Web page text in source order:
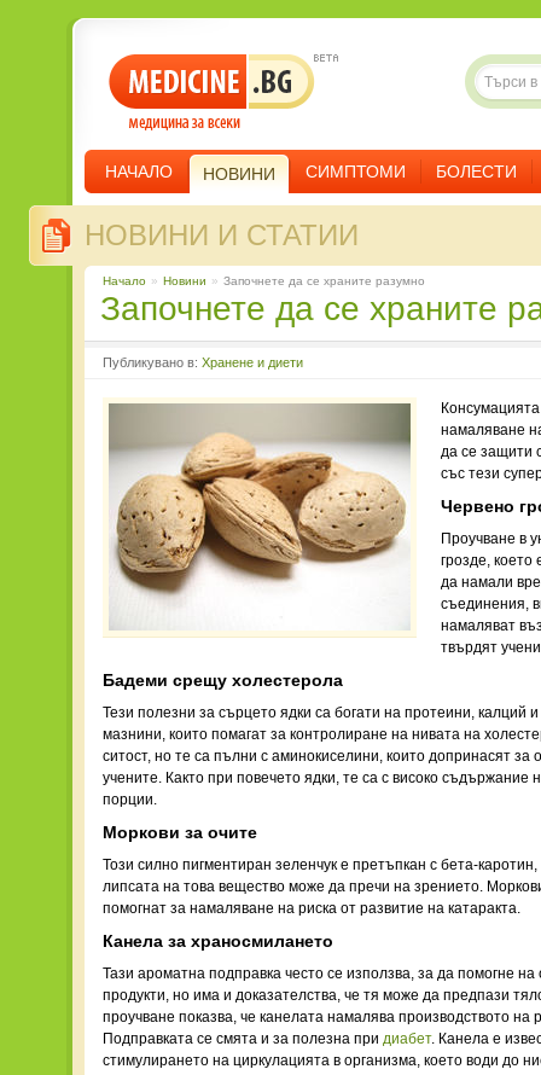
НАЧАЛО НОВИНИ СИМПТОМИ БОЛЕСТИ
НОВИНИ И СТАТИИ
Начало » Новини » Започнете да се храните разумно
Започнете да се храните
Публикувано в: Хранене и диети
намаляване
да се защити
със тези
Червено
Проучване в
грозде,
да намали
съединения,
намаляват
твърдят
Бадеми срещу холестерола
Тези полезни за сърцето ядки са богати на протеини, калций
мазнини, които помагат за контролиране на нивата на
ситост, но те са пълни с аминокиселини, които допринасят за
учените. Както при повечето ядки, те са с високо
порции.
Моркови за очите
Този силно пигментиран зеленчук е претъпкан с бета-
липсата на това вещество може да пречи на зрението.
помогнат за намаляване на риска от развитие на катаракта.
Канела за храносмилането
Тази ароматна подправка често се използва, за да помогне
продукти, но има и доказателства, че тя може да предпази
проучване показва, че канелата намалява производството на
Подправката се смята и за полезна при диабет. Канела е
стимулирането на циркулацията в организма, което води до